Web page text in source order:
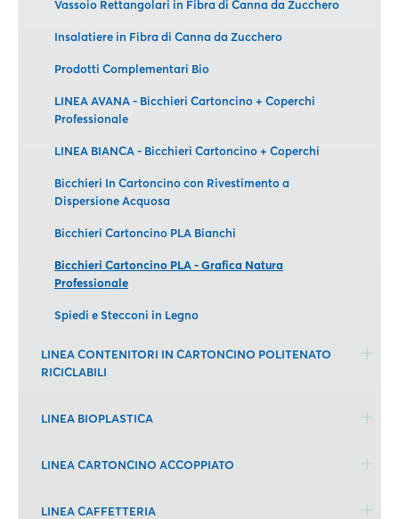
Vassoio Rettangolari in Fibra di Canna da Zucchero
Insalatiere in Fibra di Canna da Zucchero
Prodotti Complementari Bio
LINEA AVANA - Bicchieri Cartoncino + Coperchi
Professionale
LINEA BIANCA - Bicchieri Cartoncino + Coperchi
Bicchieri In Cartoncino con Rivestimento a
Dispersione Acquosa
Bicchieri Cartoncino PLA Bianchi
Bicchieri Cartoncino PLA - Grafica Natura
Professionale
Spiedi e Stecconi in Legno
LINEA CONTENITORI IN CARTONCINO POLITENATO
RICICLABILI
LINEA BIOPLASTICA
LINEA CARTONCINO ACCOPPIATO
LINEA CAFFETTERIA